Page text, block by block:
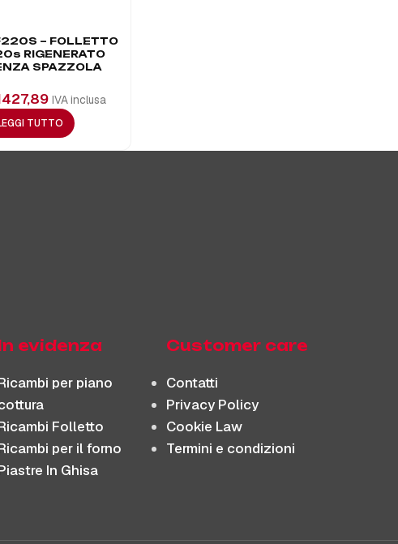
– FOLLETTO
RIGENERATO
SPAZZOLA
IVA inclusa
TUTTO
evidenza
per piano
Folletto
per il forno
In Ghisa
Customer care
Contatti
Privacy Policy
Cookie Law
Termini e condizioni